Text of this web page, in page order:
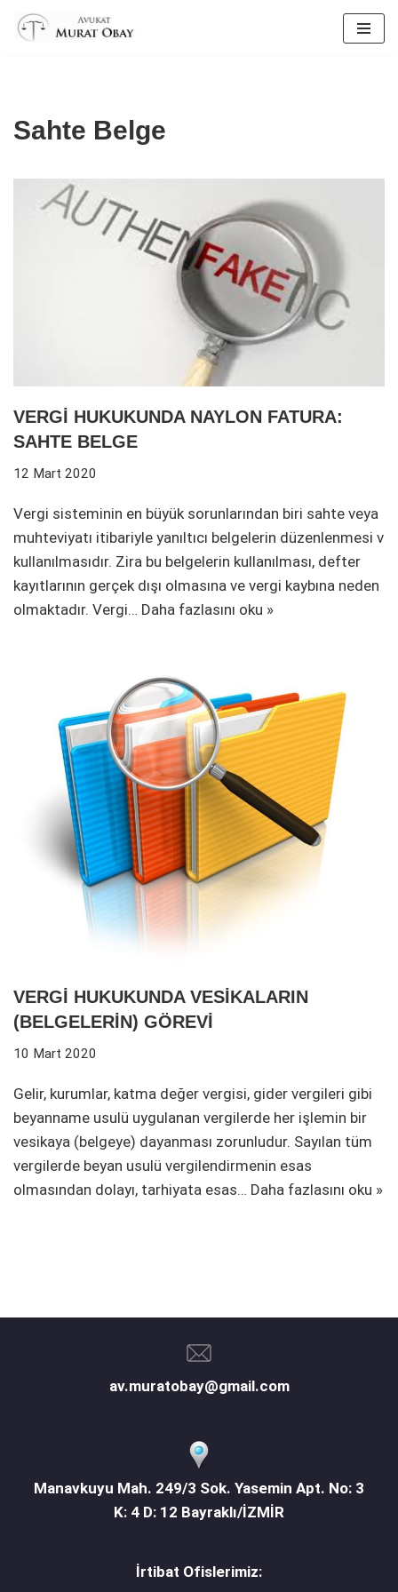
Sahte Belge
VERGİ HUKUKUNDA NAYLON FATURA:
SAHTE BELGE
12 Mart 2020
Vergi sisteminin en büyük sorunlarından biri sahte veya
muhteviyatı itibariyle yanıltıcı belgelerin düzenlenmesi v
kullanılmasıdır. Zira bu belgelerin kullanılması, defter
kayıtlarının gerçek dışı olmasına ve vergi kaybına neden
olmaktadır. Vergi… Daha fazlasını oku »
VERGİ HUKUKUNDA VESİKALARIN
(BELGELERİN) GÖREVİ
10 Mart 2020
Gelir, kurumlar, katma değer vergisi, gider vergileri gibi
beyanname usulü uygulanan vergilerde her işlemin bir
vesikaya (belgeye) dayanması zorunludur. Sayılan tüm
vergilerde beyan usulü vergilendirmenin esas
olmasından dolayı, tarhiyata esas… Daha fazlasını oku »
av.muratobay@gmail.com
Manavkuyu Mah. 249/3 Sok. Yasemin Apt. No: 3
K: 4 D: 12 Bayraklı/İZMİR
İrtibat Ofislerimiz: